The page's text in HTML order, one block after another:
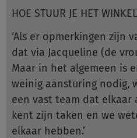
HOE STUUR JE HET
‘Als er opmerkingen zijn
dat via Jacqueline (de
Maar in het algemeen is
weinig aansturing nodig,
een vast team dat elkaar
kent zijn taken en we
elkaar hebben.’